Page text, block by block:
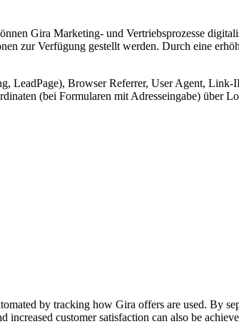
Gira Marketing- und Vertriebsprozesse
zur Verfügung gestellt werden. Durch eine
LeadPage), Browser Referrer, User Agent,
(bei Formularen mit Adresseingabe) über
by tracking how Gira offers are used. By
customer satisfaction can also be